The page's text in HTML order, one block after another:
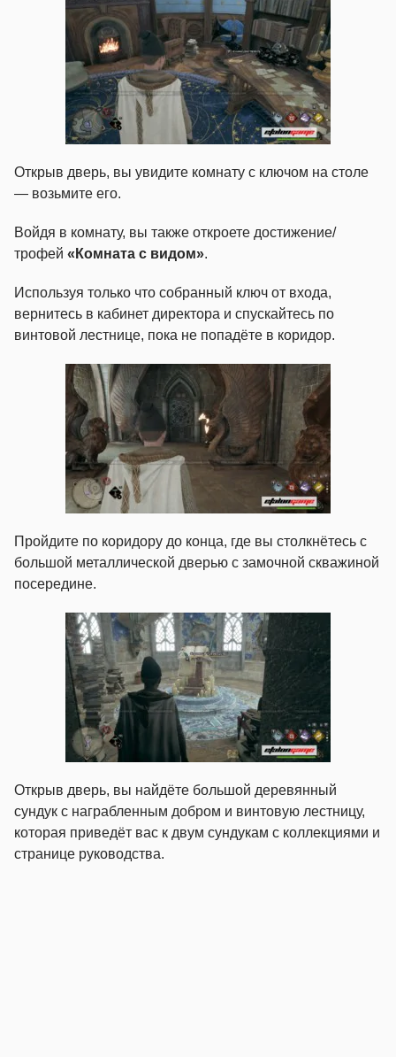
Открыв дверь, вы увидите комнату с ключом на столе
— возьмите его.
Войдя в комнату, вы также откроете достижение/
трофей «Комната с видом».
Используя только что собранный ключ от входа,
вернитесь в кабинет директора и спускайтесь по
винтовой лестнице, пока не попадёте в коридор.
Пройдите по коридору до конца, где вы столкнётесь с
большой металлической дверью с замочной скважиной
посередине.
Открыв дверь, вы найдёте большой деревянный
сундук с награбленным добром и винтовую лестницу,
которая приведёт вас к двум сундукам с коллекциями и
странице руководства.